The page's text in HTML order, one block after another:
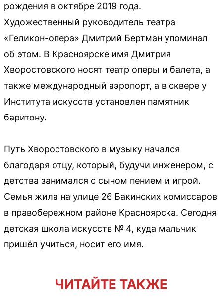
рождения в октябре 2019 года.
Художественный руководитель театра
«Геликон-опера» Дмитрий Бертман упоминал
об этом. В Красноярске имя Дмитрия
Хворостовского носят театр оперы и балета, а
также международный аэропорт, а в сквере у
Института искусств установлен памятник
баритону.
Путь Хворостовского в музыку начался
благодаря отцу, который, будучи инженером, с
детства занимался с сыном пением и игрой.
Семья жила на улице 26 Бакинских комиссаров
в правобережном районе Красноярска. Сегодня
детская школа искусств № 4, куда мальчик
пришёл учиться, носит его имя.
ЧИТАЙТЕ ТАКЖЕ